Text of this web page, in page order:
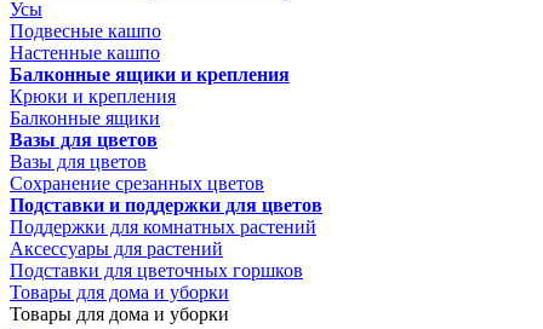
Усы
Подвесные кашпо
Настенные кашпо
Балконные ящики и крепления
Крюки и крепления
Балконные ящики
Вазы для цветов
Вазы для цветов
Сохранение срезанных цветов
Подставки и поддержки для цветов
Поддержки для комнатных растений
Аксессуары для растений
Подставки для цветочных горшков
Товары для дома и уборки
Товары для дома и уборки